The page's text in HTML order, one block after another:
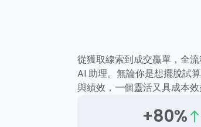
從獲取線索到成交贏單，全
AI 助理。無論你是想擺脫試
與績效，一個靈活又具成本
+80%